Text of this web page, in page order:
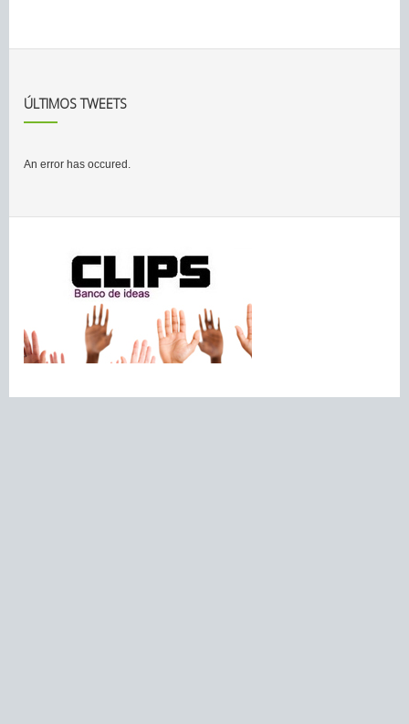
ÚLTIMOS TWEETS
An error has occured.